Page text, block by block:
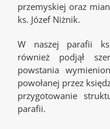
przemyskiej oraz
ks. Józef Niżnik.
W naszej parafii
również podjął
powstania
powołanej przez
przygotowanie
parafii.